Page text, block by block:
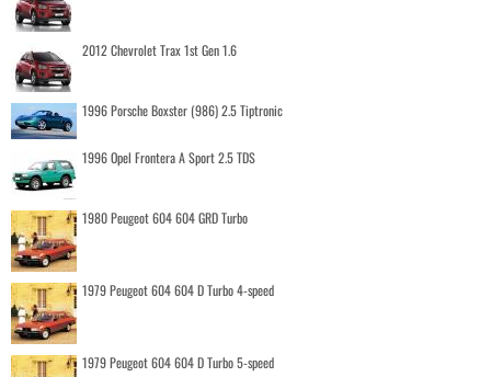
2012 Chevrolet Trax 1st Gen 1.6
1996 Porsche Boxster (986) 2.5 Tiptronic
1996 Opel Frontera A Sport 2.5 TDS
1980 Peugeot 604 604 GRD Turbo
1979 Peugeot 604 604 D Turbo 4-speed
1979 Peugeot 604 604 D Turbo 5-speed